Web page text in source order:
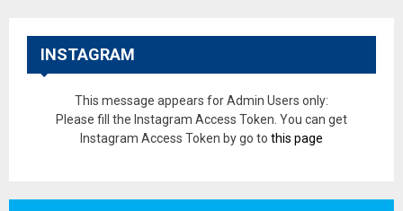
INSTAGRAM
This message appears for Admin Users only:
Please fill the Instagram Access Token. You can get
Instagram Access Token by go to this page